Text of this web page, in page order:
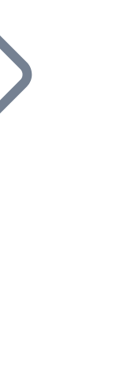
entreprise et
et
service